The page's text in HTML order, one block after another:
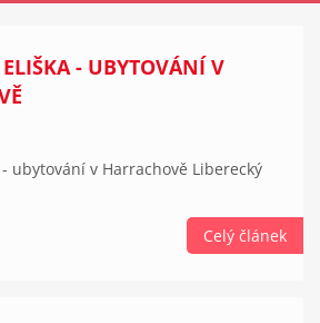
- UBYTOVÁNÍ V
ubytování v Harrachově Liberecký
Celý článek